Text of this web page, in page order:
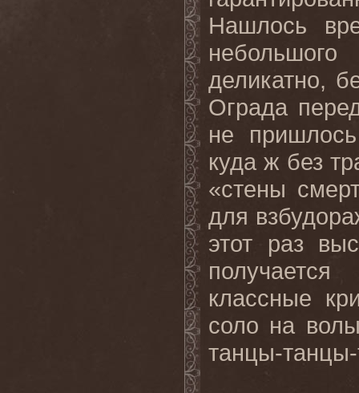
Нашлось
деликатно,
Ограда
не
куда ж без
«стены
для
этот раз
классные
соло на
танцы-